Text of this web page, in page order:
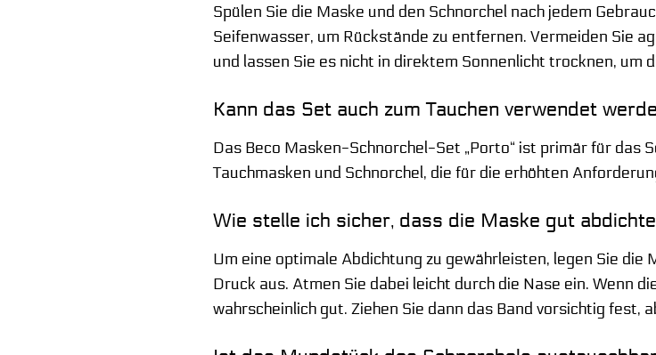
Spülen Sie die Maske und den Schnorchel nach jedem
Seifenwasser, um Rückstände zu entfernen. Vermeiden Sie
und lassen Sie es nicht in direktem Sonnenlicht trocknen, um
Kann das Set auch zum Tauchen verwendet
Das Beco Masken-Schnorchel-Set „Porto“ ist primär für das
Tauchmasken und Schnorchel, die für die erhöhten
Wie stelle ich sicher, dass die Maske gut
Um eine optimale Abdichtung zu gewährleisten, legen Sie die
Druck aus. Atmen Sie dabei leicht durch die Nase ein. Wenn
wahrscheinlich gut. Ziehen Sie dann das Band vorsichtig fest,